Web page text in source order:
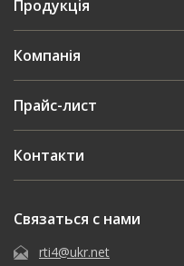
Продукція
Компанія
Прайс-лист
Контакти
Связаться с нами
rti4@ukr.net